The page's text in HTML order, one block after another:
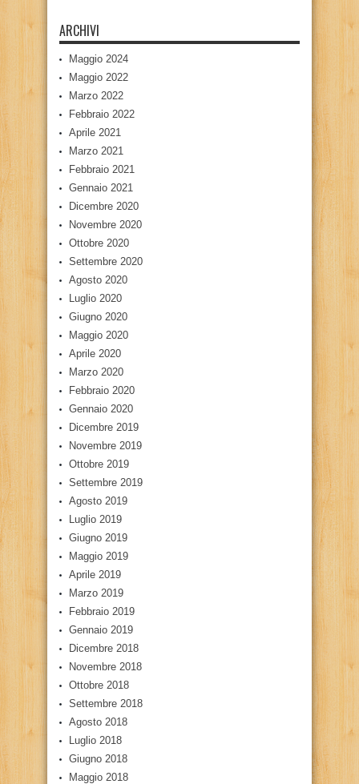
ARCHIVI
Maggio 2024
Maggio 2022
Marzo 2022
Febbraio 2022
Aprile 2021
Marzo 2021
Febbraio 2021
Gennaio 2021
Dicembre 2020
Novembre 2020
Ottobre 2020
Settembre 2020
Agosto 2020
Luglio 2020
Giugno 2020
Maggio 2020
Aprile 2020
Marzo 2020
Febbraio 2020
Gennaio 2020
Dicembre 2019
Novembre 2019
Ottobre 2019
Settembre 2019
Agosto 2019
Luglio 2019
Giugno 2019
Maggio 2019
Aprile 2019
Marzo 2019
Febbraio 2019
Gennaio 2019
Dicembre 2018
Novembre 2018
Ottobre 2018
Settembre 2018
Agosto 2018
Luglio 2018
Giugno 2018
Maggio 2018